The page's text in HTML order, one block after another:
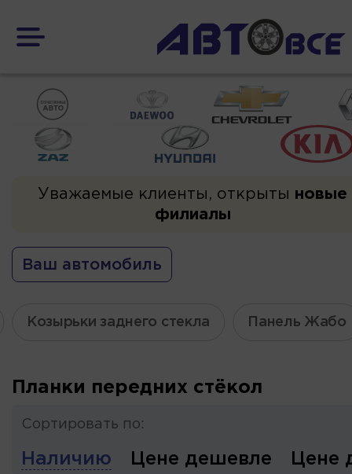
Уважаемые клиенты, открыты новые
филиалы
Ваш автомобиль
Козырьки заднего стекла Панель Жабо
Планки передних стёкол
Сортировать по:
Наличию Цене дешевле Цене